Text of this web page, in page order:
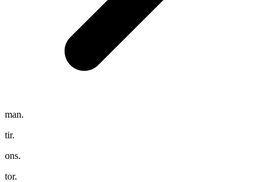
man.
tir.
ons.
tor.